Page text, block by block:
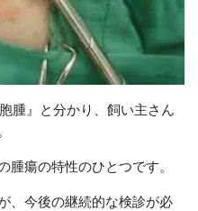
腫』と分かり、飼い主さん
腫瘍の特性のひとつです。
、今後の継続的な検診が必